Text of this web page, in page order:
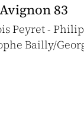
83
Peyret -
Bailly/